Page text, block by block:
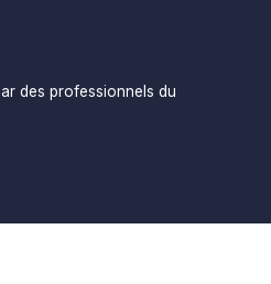
des professionnels du